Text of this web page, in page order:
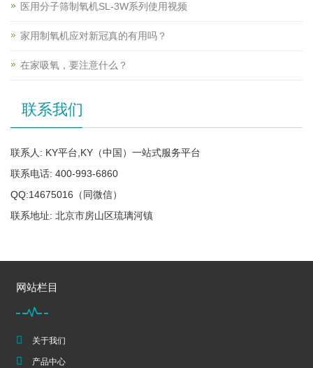
医用分子筛制氧机SL-3W系列使用视频
家用制氧机应对新冠真的有用吗？
在家吸氧，要注意什么？
联系我们
联系人: KY平台,KY（中国）一站式服务平台
联系电话: 400-993-6860
QQ:14675016（同微信）
联系地址: 北京市房山区琉璃河镇
网站栏目
关于我们
产品中心